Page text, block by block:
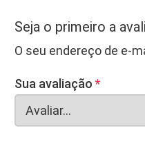
Seja o primeiro a
O seu endereço de e-
Sua avaliação *